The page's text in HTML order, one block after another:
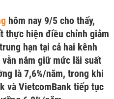
hôm nay 9/5 cho thấy,
thực hiện điều chỉnh giảm
hạn tại cả hai kênh
nắm giữ mức lãi suất
là 7,6%/năm, trong khi
và VietcomBank tiếp tục